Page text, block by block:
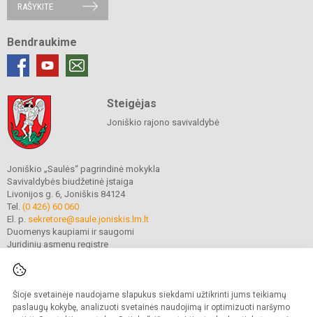
Šioje svetainėje naudojame slapukus siekdami užtikrinti jums teikiamų
paslaugų kokybę, analizuoti svetainės naudojimą ir optimizuoti naršymo
RAŠYKITE
Bendraukime
Steigėjas
Joniškio rajono savivaldybė
Joniškio „Saulės“ pagrindinė mokykla
Savivaldybės biudžetinė įstaiga
Livonijos g. 6, Joniškis 84124
Tel. (0 426) 60 060
El. p. sekretore@saule.joniskis.lm.lt
Duomenys kaupiami ir saugomi
Juridinių asmenų registre
© 2023. Joniškio „Saulės“ pagrindinė mokykla. Visos teisės saugomos.